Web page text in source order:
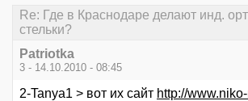
Re: Где в Краснодаре делают инд.
стельки?
Patriotka
3 - 14.10.2010 - 08:45
2-Tanya1 > вот их сайт http://